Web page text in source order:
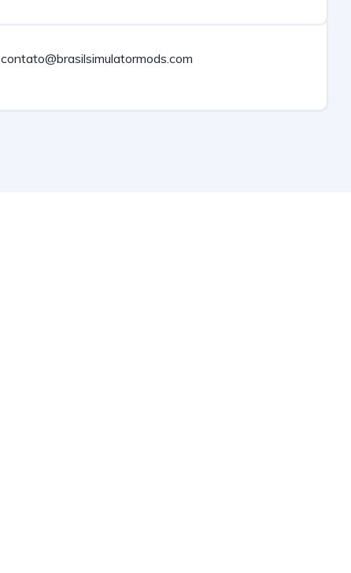
contato@brasilsimulatormods.com